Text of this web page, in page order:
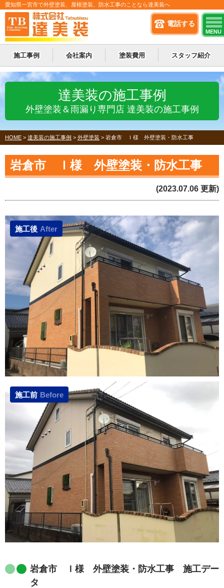
電話する
MENU
愛知県一宮市で外壁塗装、屋根塗装、防水工事のことなら達美装へ
施工事例 会社案内 塗装費用 スタッフ紹介
達美装の施工事例
外壁塗装＆雨漏り専門店 達美装の施工事例
HOME > 達美装の施工事例 > 外壁塗装 > 岩倉市 Ｉ様 外壁塗装・防水工事
岩倉市 Ｉ様 外壁塗装・防水工事
(2023.07.06 更新)
施工後 After
施工前 Before
岩倉市 Ｉ様 外壁塗装・防水工事 施工デー
タ